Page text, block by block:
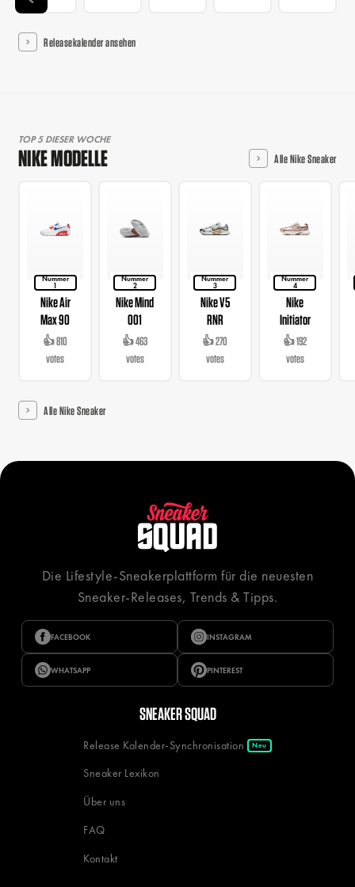
Releasekalender ansehen
TOP 5 DIESER WOCHE
NIKE MODELLE Alle Nike Sneaker
Nummer
1
Nike Air
Max 90
👍 810
votes
Nummer
2
Nike Mind
001
👍 463
votes
Nummer
3
Nike V5
RNR
👍 270
votes
Nummer
4
Nike
Initiator
👍 192
votes
Alle Nike Sneaker
Die Lifestyle-Sneakerplattform für die neuesten
Sneaker-Releases, Trends & Tipps.
FACEBOOK INSTAGRAM
WHATSAPP PINTEREST
SNEAKER SQUAD
Release Kalender-Synchronisation Neu
Sneaker Lexikon
Über uns
FAQ
Kontakt